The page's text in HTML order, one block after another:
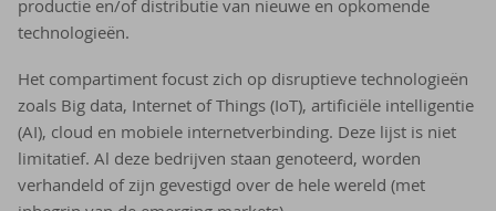
productie en/of distributie van nieuwe en opkomende
technologieën.
Het compartiment focust zich op disruptieve technologieën
zoals Big data, Internet of Things (IoT), artificiële intelligentie
(AI), cloud en mobiele internetverbinding. Deze lijst is niet
limitatief. Al deze bedrijven staan genoteerd, worden
verhandeld of zijn gevestigd over de hele wereld (met